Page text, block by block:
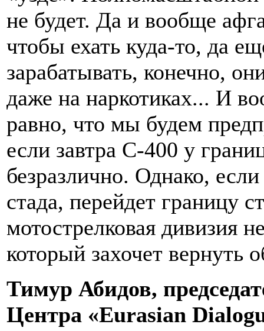
не будет. Да и вообще
чтобы ехать куда-то, да
зарабатывать, конечно,
даже на наркотиках... И
равно, что мы будем
если завтра С-400 у
безразлично. Однако,
стада, перейдет границу
мотострелковая дивизия
который захочет вернуть
Тимур Абидов,
Центра «Eurasian